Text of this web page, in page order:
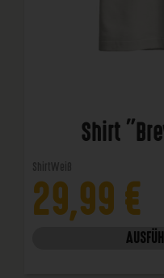
Shirt
29,99 €